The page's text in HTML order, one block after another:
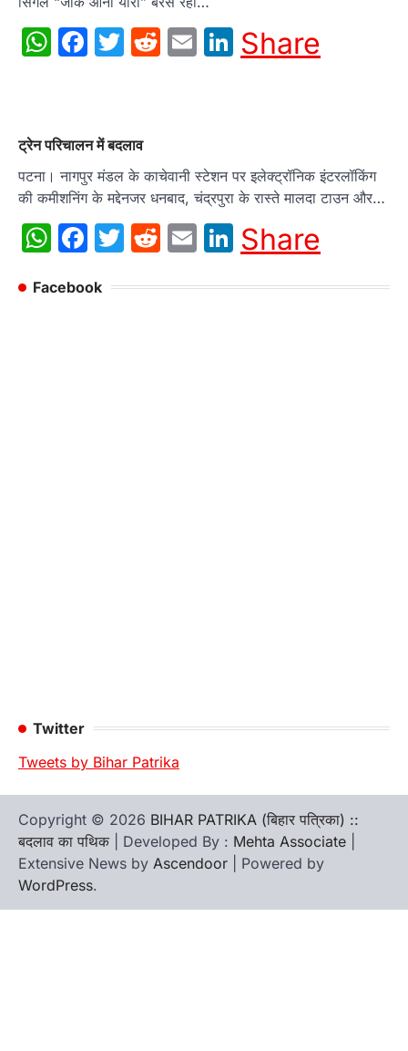
WhatsApp
Facebook
Twitter
Reddit
EmailLinkedIn
Share
ट्रेन परिचालन में बदलाव
पटना। नागपुर मंडल के काचेवानी स्टेशन पर इलेक्ट्रॉनिक इंटरलॉकिंग
की कमीशनिंग के मद्देनजर धनबाद, चंद्रपुरा के रास्ते मालदा टाउन और…
WhatsApp
Facebook
Twitter
Reddit
EmailLinkedIn
Share
Facebook
Twitter
Tweets by Bihar Patrika
Copyright © 2026 BIHAR PATRIKA (बिहार पत्रिका) ::
बदलाव का पथिक | Developed By : Mehta Associate
Extensive News by Ascendoor | Powered by
WordPress.